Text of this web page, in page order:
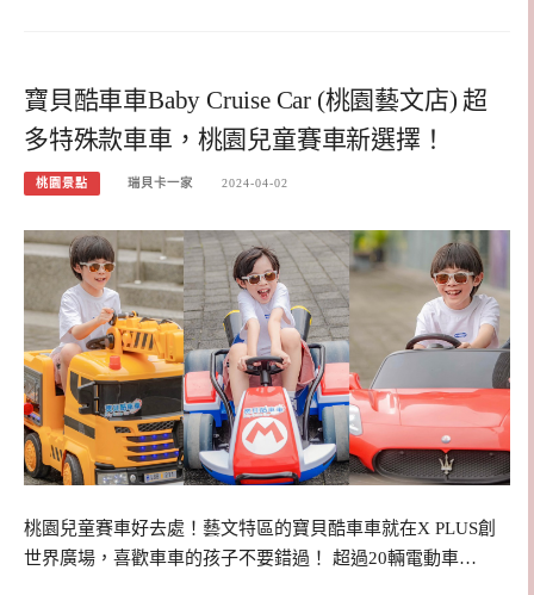
寶貝酷車車Baby Cruise Car (桃園藝文店) 超
多特殊款車車，桃園兒童賽車新選擇！
桃園景點 瑞貝卡一家 2024-04-02
桃園兒童賽車好去處！藝文特區的寶貝酷車車就在X PLUS創
世界廣場，喜歡車車的孩子不要錯過！ 超過20輛電動車…